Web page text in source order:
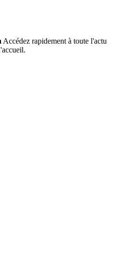
Accédez rapidement à toute l'actu